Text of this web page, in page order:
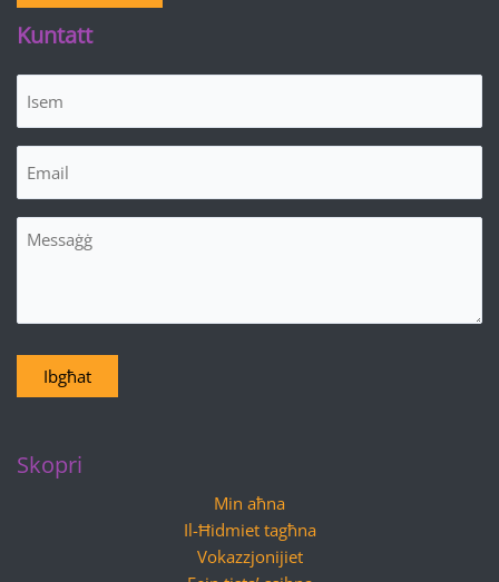
Kuntatt
Messaġġ
Ibgħat
Skopri
Min aħna
Il-Ħidmiet tagħna
Vokazzjonijiet